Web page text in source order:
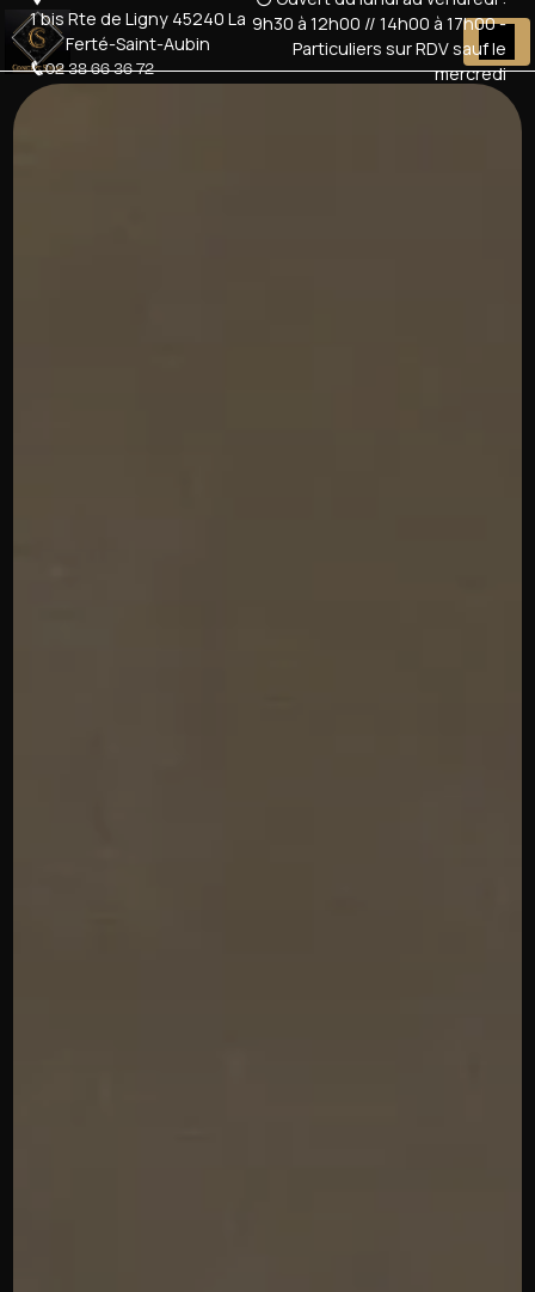
1 bis Rte de Ligny 45240 La
Ferté-Saint-Aubin
02 38 66 36 72
9h30 à 12h00 // 14h00 à 17h00 -
Particuliers sur RDV sauf le
mercredi
Panneau de gestion des cookies